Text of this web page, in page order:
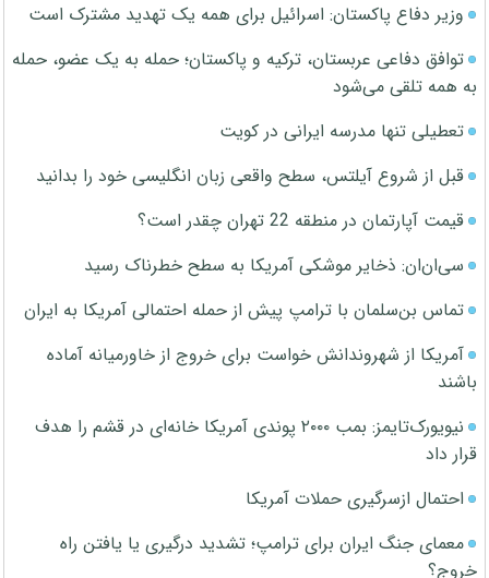
وزیر دفاع پاکستان: اسرائیل برای همه یک تهدید مشترک است
توافق دفاعی عربستان، ترکیه و پاکستان؛ حمله به یک عضو، حمله
به همه تلقی می‌شود
تعطیلی تنها مدرسه ایرانی در کویت
قبل از شروع آیلتس، سطح واقعی زبان انگلیسی خود را بدانید
قیمت آپارتمان در منطقه 22 تهران چقدر است؟
سی‌ان‌ان: ذخایر موشکی آمریکا به سطح خطرناک رسید
تماس بن‌سلمان با ترامپ پیش از حمله احتمالی آمریکا به ایران
آمریکا از شهروندانش خواست برای خروج از خاورمیانه آماده
باشند
نیویورک‌تایمز: بمب ۲۰۰۰ پوندی آمریکا خانه‌ای در قشم را هدف
قرار داد
احتمال ازسرگیری حملات آمریکا
معمای جنگ ایران برای ترامپ؛ تشدید درگیری یا یافتن راه
خروج؟